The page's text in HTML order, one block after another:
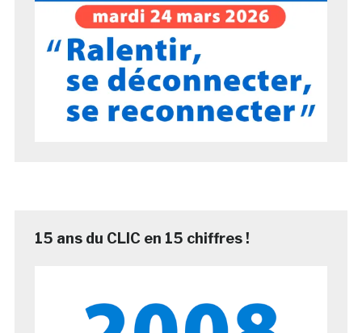
15 ans du CLIC en 15 chiffres !